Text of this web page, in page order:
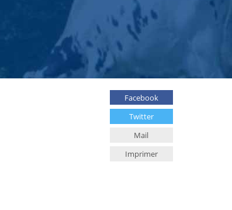
Facebook
Twitter
Mail
Imprimer